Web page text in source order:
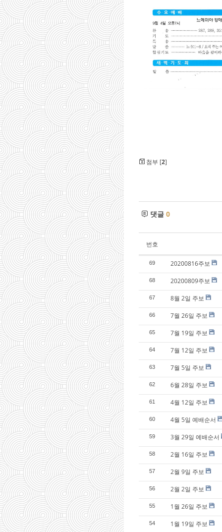
첨부 [2]
댓글 0
번호
69 20200816주보
68 20200809주보
67 8월 2일 주보
66 7월 26일 주보
65 7월 19일 주보
64 7월 12일 주보
63 7월 5일 주보
62 6월 28일 주보
61 4월 12일 주보
60 4월 5일 예배순서
59 3월 29일 예배순서
58 2월 16일 주보
57 2월 9일 주보
56 2월 2일 주보
55 1월 26일 주보
54 1월 19일 주보